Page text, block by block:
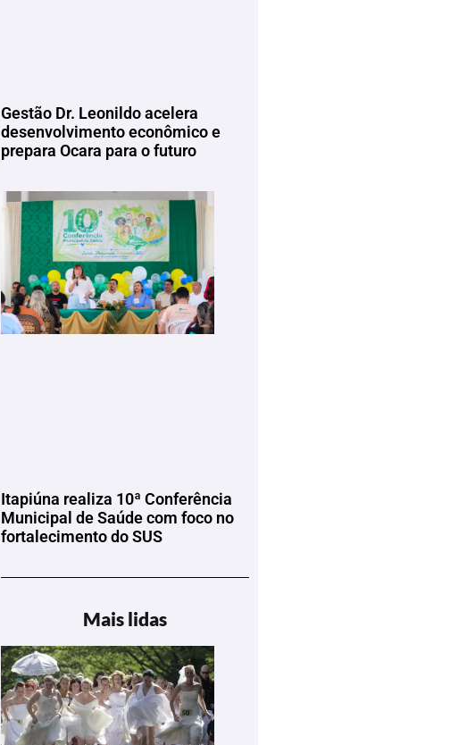
Gestão Dr. Leonildo acelera
desenvolvimento econômico e
prepara Ocara para o futuro
Itapiúna realiza 10ª Conferência
Municipal de Saúde com foco no
fortalecimento do SUS
Mais lidas